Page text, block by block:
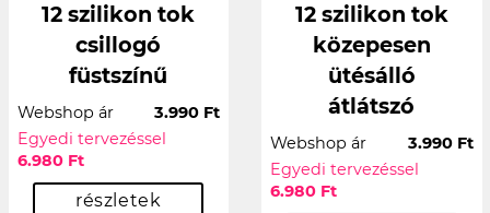
12 szilikon tok
csillogó
füstszínű
Webshop ár
3.990 Ft
Egyedi tervezéssel
6.980 Ft
részletek
12 szilikon tok
közepesen
ütésálló
átlátszó
Webshop ár
3.990 Ft
Egyedi tervezéssel
6.980 Ft